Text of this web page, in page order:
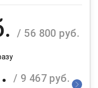
/ 56 800 руб.
/ 9 467 руб.